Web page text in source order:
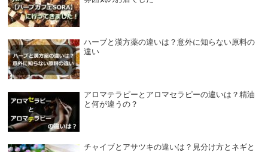
ハーブと漢方薬の違いは？意外に知らない原料の
違い
アロマテラピーとアロマセラピーの違いは？精油
と何が違うの？
チャイブとアサツキの違いは？見分け方とネギと